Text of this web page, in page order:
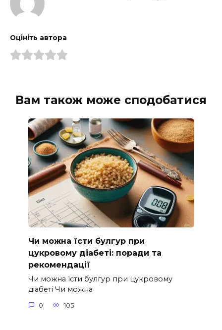
Оцініть автора
Вам також може сподобатися
Чи можна їсти булгур при
цукровому діабеті: поради та
рекомендації
Чи можна їсти булгур при цукровому
діабеті Чи можна
0 105